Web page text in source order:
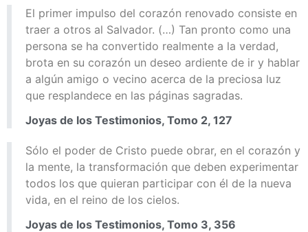
El primer impulso del corazón renovado consiste en
traer a otros al Salvador. (…) Tan pronto como una
persona se ha convertido realmente a la verdad,
brota en su corazón un deseo ardiente de ir y hablar
a algún amigo o vecino acerca de la preciosa luz
que resplandece en las páginas sagradas.
Joyas de los Testimonios, Tomo 2, 127
Sólo el poder de Cristo puede obrar, en el corazón y
la mente, la transformación que deben experimentar
todos los que quieran participar con él de la nueva
vida, en el reino de los cielos.
Joyas de los Testimonios, Tomo 3, 356